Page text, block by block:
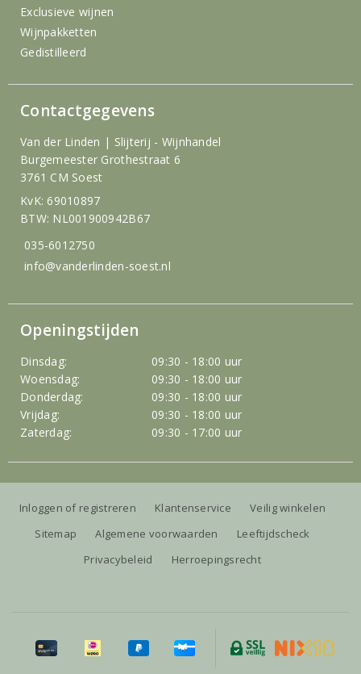
Exclusieve wijnen
Wijnpakketten
Gedistilleerd
Contactgegevens
Van der Linden | Slijterij - Wijnhandel
Burgemeester Grothestraat 6
3761 CM Soest
KvK: 69010897
BTW: NL001900942B67
035-6012750
info@vanderlinden-soest.nl
Openingstijden
Dinsdag:
09:30 - 18:00 uur
Woensdag:
09:30 - 18:00 uur
Donderdag:
09:30 - 18:00 uur
Vrijdag:
09:30 - 18:00 uur
Zaterdag:
09:30 - 17:00 uur
Inloggen of registreren Klantenservice
Veilig winkelen
Sitemap
Algemene voorwaarden
Leeftijdscheck
Privacybeleid
Herroepingsrecht